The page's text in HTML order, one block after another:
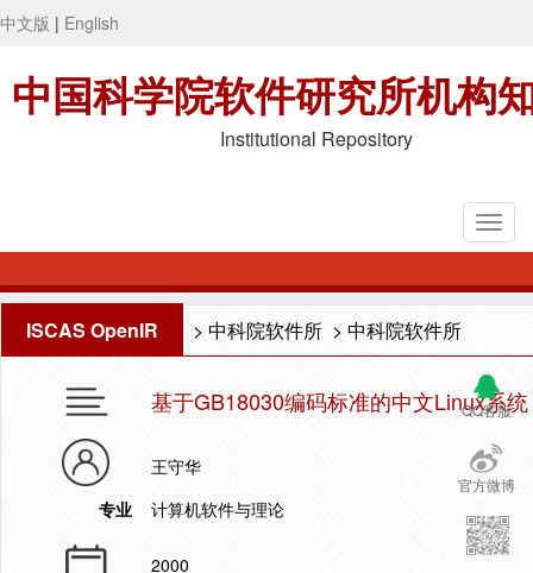
中文版 | English
中国科学院软件研究所机构
Institutional Repository
ISCAS OpenIR > 中科院软件所 > 中科院软件所
QQ客服
官方微博
基于GB18030编码标准的中文Linux系统
王守华
专业
计算机软件与理论
2000